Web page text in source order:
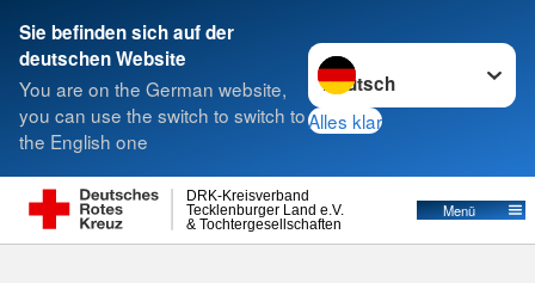
Sie befinden sich auf der
deutschen Website
You are on the German website,
you can use the switch to switch to
the English one
Sprache wechseln zu
Alles klar
& Tochtergesellschaften
Tecklenburger Land e.V.
DRK-Kreisverband
Menü
Suche